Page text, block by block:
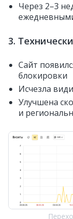
Через 2–3
3.
Сайт
блокировки
Исчезла
Улучшена
и